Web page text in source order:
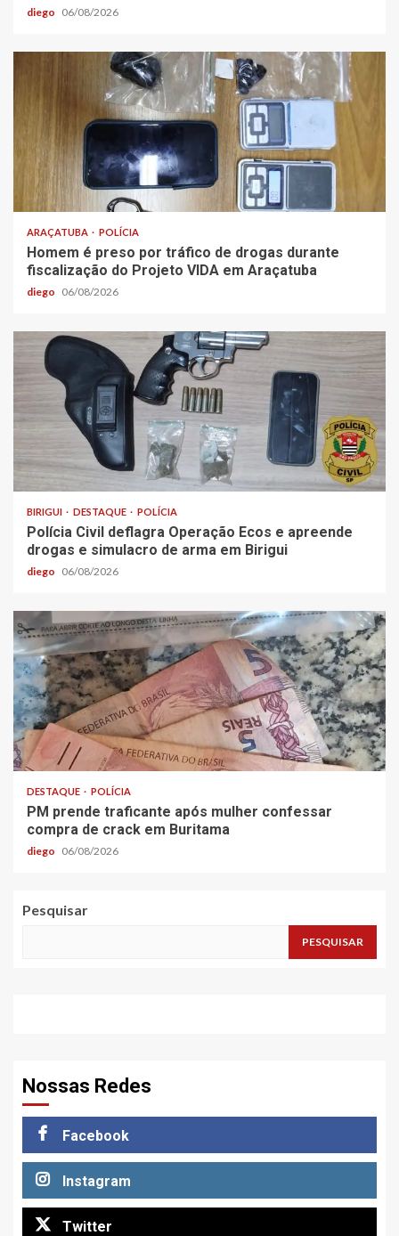
diego 06/08/2026
ARAÇATUBA POLÍCIA
Homem é preso por tráfico de drogas durante
fiscalização do Projeto VIDA em Araçatuba
diego 06/08/2026
BIRIGUI DESTAQUE POLÍCIA
Polícia Civil deflagra Operação Ecos e apreende
drogas e simulacro de arma em Birigui
diego 06/08/2026
DESTAQUE POLÍCIA
PM prende traficante após mulher confessar
compra de crack em Buritama
diego 06/08/2026
Pesquisar
PESQUISAR
Nossas Redes
Facebook
Instagram
Twitter